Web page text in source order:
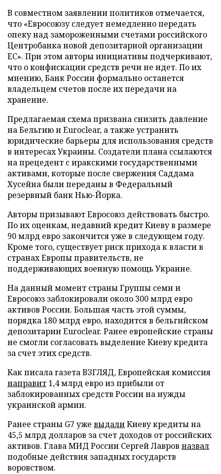
В совместном заявлении политиков отмечается,
что «Евросоюзу следует немедленно передать
опеку над замороженными счетами российского
Центробанка новой депозитарной организации
ЕС». При этом авторы инициативы подчеркивают,
что о конфискации средств речи не идет. По их
мнению, Банк России формально останется
владельцем счетов после их передачи на
хранение.
Предлагаемая схема призвана снизить давление
на Бельгию и Euroclear, а также устранить
юридические барьеры для использования средств
в интересах Украины. Создатели плана ссылаются
на прецедент с иракскими государственными
активами, которые после свержения Саддама
Хусейна были переданы в Федеральный
резервный банк Нью-Йорка.
Авторы призывают Евросоюз действовать быстро.
По их оценкам, недавний кредит Киеву в размере
90 млрд евро закончится уже в следующем году.
Кроме того, существует риск прихода к власти в
странах Европы правительств, не
поддерживающих военную помощь Украине.
На данный момент страны Группы семи и
Евросоюз заблокировали около 300 млрд евро
активов России. Большая часть этой суммы,
порядка 180 млрд евро, находится в бельгийском
депозитарии Euroclear. Ранее европейские страны
не смогли согласовать выделение Киеву кредита
за счет этих средств.
Как писала газета ВЗГЛЯД, Европейская комиссия
направит 1,4 млрд евро из прибыли от
заблокированных средств России на нужды
украинской армии.
Ранее страны G7 уже выдалиКиеву кредиты на
45,5 млрд долларов за счет доходов от российских
активов. Глава МИД России Сергей Лавров назвал
подобные действия западных государств
воровством.